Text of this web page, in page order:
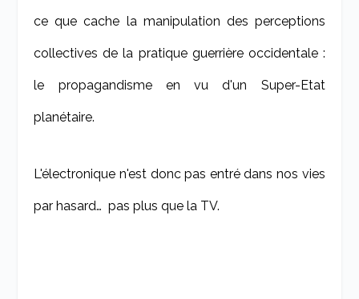
ce que cache la manipulation des perceptions
collectives de la pratique guerrière occidentale :
le propagandisme en vu d'un Super-Etat
planétaire.
L'électronique n'est donc pas entré dans nos vies
par hasard… pas plus que la TV.